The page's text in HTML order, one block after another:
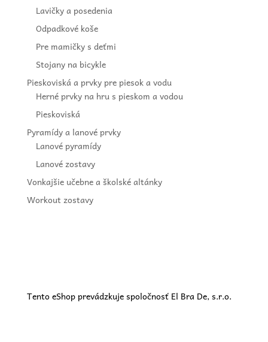
Lavičky a posedenia
Odpadkové koše
Pre mamičky s deťmi
Stojany na bicykle
Pieskoviská a prvky pre piesok a vodu
Herné prvky na hru s pieskom a vodou
Pieskoviská
Pyramídy a lanové prvky
Lanové pyramídy
Lanové zostavy
Vonkajšie učebne a školské altánky
Workout zostavy
Tento eShop prevádzkuje spoločnosť El Bra De, s.r.o.